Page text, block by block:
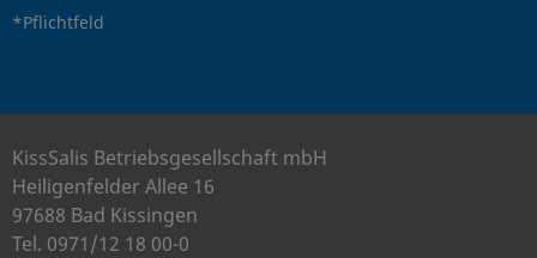
*Pflichtfeld
KissSalis Betriebsgesellschaft mbH
Heiligenfelder Allee 16
97688 Bad Kissingen
Tel. 0971/12 18 00-0